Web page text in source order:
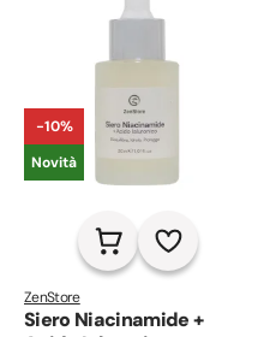
-10%
Novità
ZenStore
Siero Niacinamide +